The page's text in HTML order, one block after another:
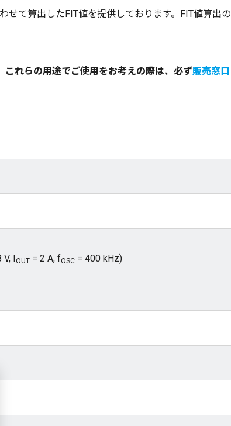
せて算出したFIT値を提供しております。FIT値算出の
れらの用途でご使用をお考えの際は、必ず販売窓口
V, IOUT = 2 A, fOSC = 400 kHz)